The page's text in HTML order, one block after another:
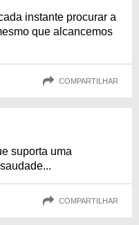
instante procurar a
que alcancemos
COMPARTILHAR
suporta uma
COMPARTILHAR